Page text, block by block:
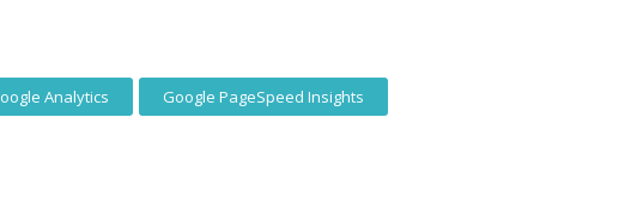
Analytics Google PageSpeed Insights